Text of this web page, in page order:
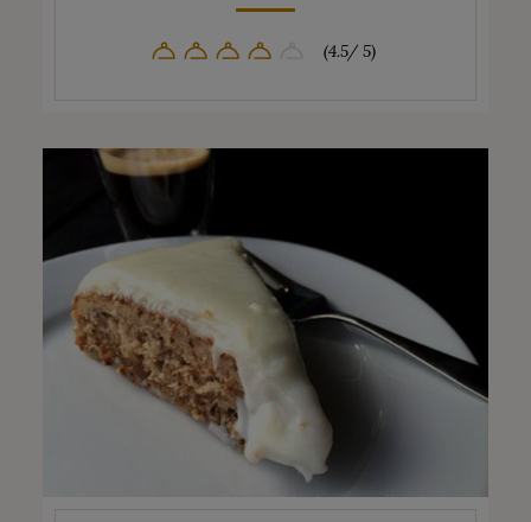
(4.5/ 5)